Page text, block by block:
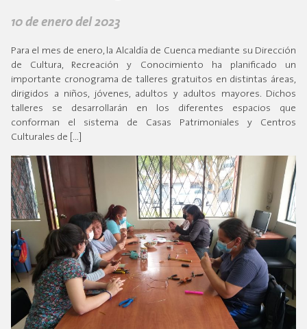
10 de enero del 2023
Para el mes de enero, la Alcaldía de Cuenca mediante su Dirección
de Cultura, Recreación y Conocimiento ha planificado un
importante cronograma de talleres gratuitos en distintas áreas,
dirigidos a niños, jóvenes, adultos y adultos mayores. Dichos
talleres se desarrollarán en los diferentes espacios que
conforman el sistema de Casas Patrimoniales y Centros
Culturales de […]